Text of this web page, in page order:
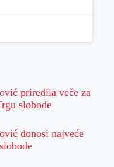
priredila veče za
slobode
donosi najveće